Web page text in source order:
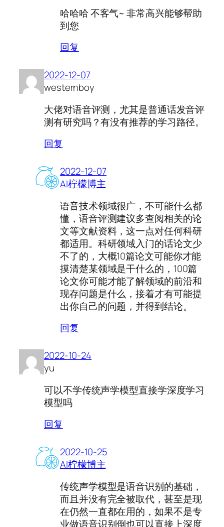
哈哈哈 不客气~ 非常高兴能够帮助
到您
回复
2022-12-07
westernboy
大佬对语音评测，尤其是普通话发音评
测有研究吗？有没有推荐的学习路径。
回复
2022-12-07
AI柠檬博主
语音技术领域很广，不可能什么都
懂，语音评测建议多查阅相关的论
文等文献资料，这一点对任何科研
都适用。科研领域入门的话论文少
不了的，大概10篇论文可能你才能
摸清楚某领域是干什么的，100篇
论文你可能才能了解领域的前沿和
现存问题是什么，接着才有可能提
出你自己的问题，并得到结论。
回复
2022-10-24
yu
可以不学传统声学模型直接学深度学习
模型吗
回复
2022-10-25
AI柠檬博主
传统声学模型是语音识别的基础，
而且并没有完全被取代，甚至是现
在仍然一直都在用的，如果不是专
业做语音识别倒也可以直接上深度